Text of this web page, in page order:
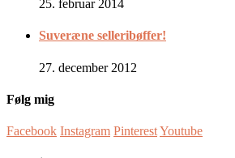
25. februar 2014
Suveræne selleribøffer!
27. december 2012
Følg mig
Facebook Instagram PinterestYoutube